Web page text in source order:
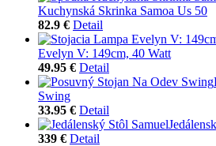
Kuchynská Skrinka Samoa Us 50
82.9 € Detail
Evelyn V: 149cm, 40 Watt
49.95 € Detail
Swing
33.95 € Detail
339 € Detail